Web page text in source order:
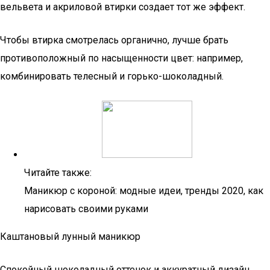
вельвета и акриловой втирки создает тот же эффект.
Чтобы втирка смотрелась органично, лучше брать
противоположный по насыщенности цвет: например,
комбинировать телесный и горько-шоколадный.
Читайте также:
Маникюр с короной: модные идеи, тренды 2020, как
нарисовать своими руками
Каштановый лунный маникюр